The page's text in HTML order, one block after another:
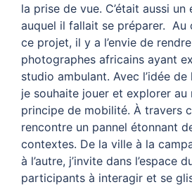
la prise de vue. C’était aussi un
auquel il fallait se préparer. Au
ce projet, il y a l’envie de
photographes africains ayant
studio ambulant. Avec l’idée de
je souhaite jouer et explorer au
principe de mobilité. À travers
rencontre un pannel étonnant
contextes. De la ville à la
à l’autre, j’invite dans l’espace
participants à interagir et se